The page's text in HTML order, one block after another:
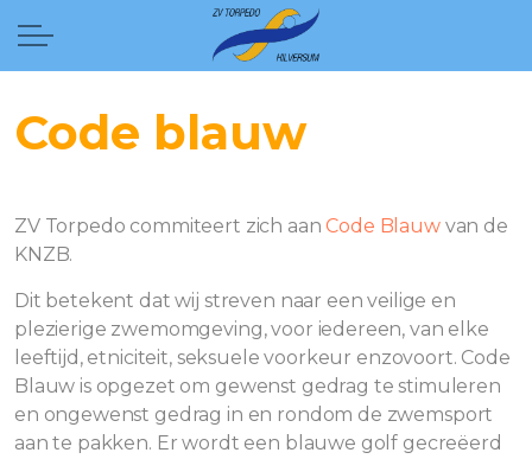
Code blauw
ZV Torpedo commiteert zich aan Code Blauwvan de
KNZB.
Dit betekent dat wij streven naar een veilige en
plezierige zwemomgeving, voor iedereen, van elke
leeftijd, etniciteit, seksuele voorkeur enzovoort. Code
Blauw is opgezet om gewenst gedrag te stimuleren
en ongewenst gedrag in en rondom de zwemsport
aan te pakken. Er wordt een blauwe golf gecreëerd